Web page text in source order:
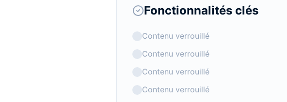
Fonctionnalités clés
Contenu verrouillé
Contenu verrouillé
Contenu verrouillé
Contenu verrouillé